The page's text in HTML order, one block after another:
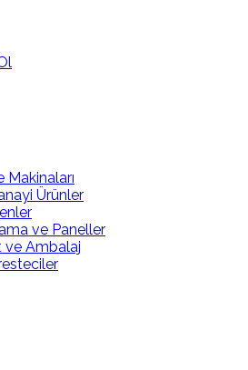
Ürünler
ve Paneller
ve Ambalaj